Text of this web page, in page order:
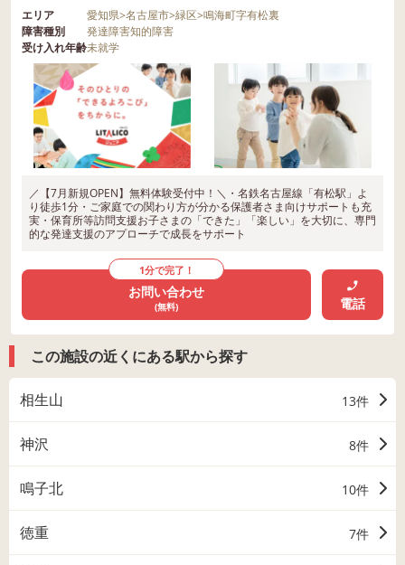
エリア 愛知県>名古屋市>緑区>鳴海町字有松裏
障害種別
発達障害知的障害
受け入れ年齢未就学
／【7月新規OPEN】無料体験受付中！＼・名鉄名古屋線「有松駅」よ
り徒歩1分・ご家庭での関わり方が分かる保護者さま向けサポートも充
実・保育所等訪問支援お子さまの「できた」「楽しい」を大切に、専門
的な発達支援のアプローチで成長をサポート
1分で完了！
お問い合わせ
(無料) 電話
この施設の近くにある駅から探す
相生山 13件
神沢 8件
鳴子北 10件
徳重 7件